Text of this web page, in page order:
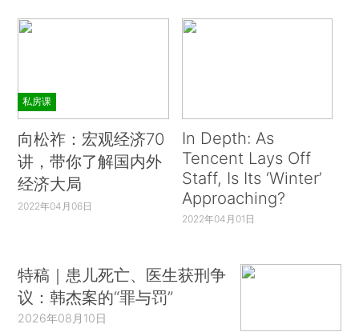
私房课
向松祚：宏观经济70
讲，带你了解国内外
经济大局
2022年04月06日
In Depth: As
Tencent Lays Off
Staff, Is Its ‘Winter’
Approaching?
2022年04月01日
特稿｜患儿死亡、医生获刑争
议：韩杰案的“罪与罚”
2026年08月10日